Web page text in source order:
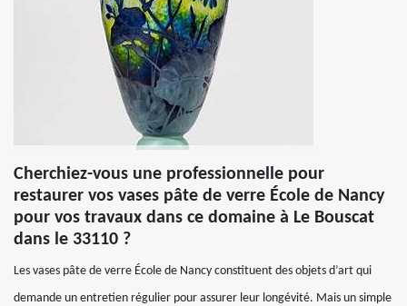
Cherchiez-vous une professionnelle pour
restaurer vos vases pâte de verre École de Nancy
pour vos travaux dans ce domaine à Le Bouscat
dans le 33110 ?
Les vases pâte de verre École de Nancy constituent des objets d’art qui
demande un entretien régulier pour assurer leur longévité. Mais un simple